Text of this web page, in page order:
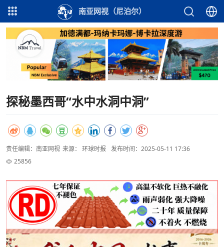
南亚网视（尼泊尔）
探秘墨西哥“水中水洞中洞”
责任编辑：南亚网视 来源： 环球时报
发布时间：2025-05-11 17:36
25856